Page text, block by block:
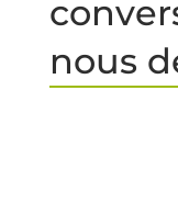
nous